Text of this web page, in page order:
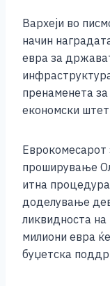
Вархеји во
начин
евра за
пренаменета
економски
Еврокомесарот
проширување
итна
доделување
ликвидноста
милиони евра
буџетска